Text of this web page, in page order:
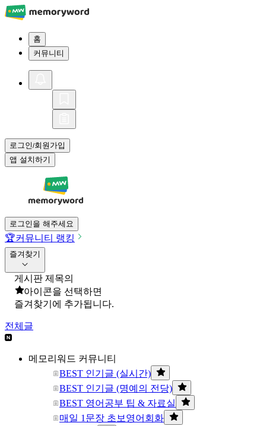
홈
커뮤니티
로그인/회원가입
앱 설치하기
로그인을 해주세요
🏆커뮤니티 랭킹
즐겨찾기
게시판 제목의
아이콘을 선택하면
즐겨찾기에 추가됩니다.
전체글
메모리워드 커뮤니티
BEST 인기글 (실시간)
BEST 인기글 (명예의 전당)
BEST 영어공부 팁 & 자료실
매일 1문장 초보영어회화